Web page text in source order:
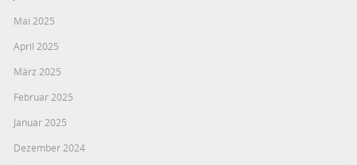
Mai 2025
April 2025
März 2025
Februar 2025
Januar 2025
Dezember 2024